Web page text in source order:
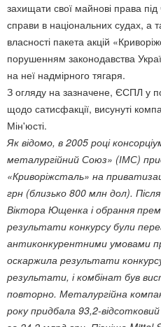
захищати свої майнові права
справи в національних судах, а
власності пакета акцій
порушенням законодавства
на неї надмірного тягаря.
З огляду на зазначене, ЄСПЛ у
щодо сатисфакції, висунуті
Мін'юсті.
Як відомо, в 2005 році
металургійний Союз» (ІМС)
«Криворіжсталь» на
грн (близько 800 млн дол).
Віктора Ющенка і обрання
результати конкурсу були
антиконкурентними умовами
оскаржила результати
результати, і комбінат був
повторно. Металургійна
року придбала 93,2-